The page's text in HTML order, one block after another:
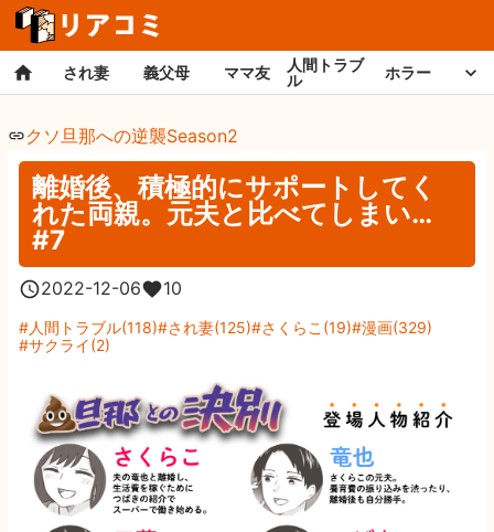
され妻 義父母 ママ友
人間トラブ
ル
ホラー
クソ旦那への逆襲Season2
離婚後、積極的にサポートしてく
れた両親。元夫と比べてしまい…
#7
2022-12-06 10
人間トラブル(118) され妻(125) さくらこ (19) 漫画(329)
サクライ(2)